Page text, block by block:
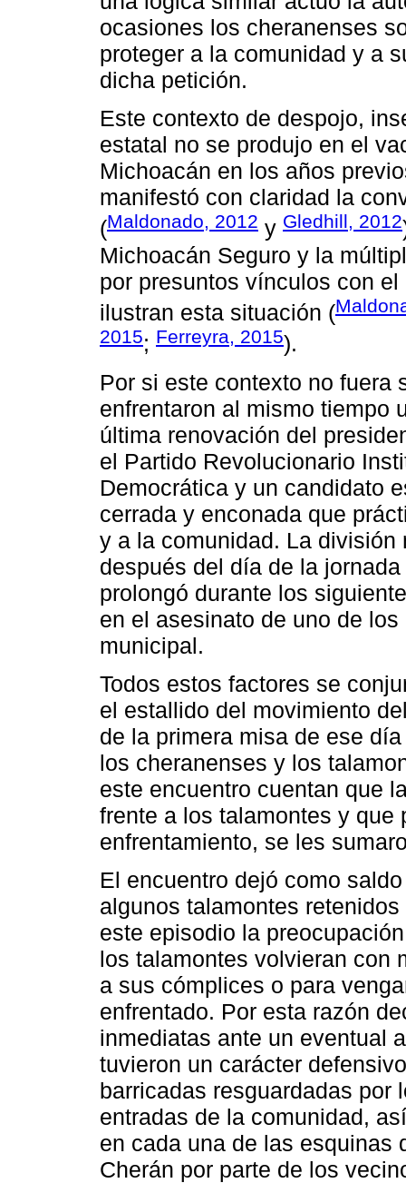
ocasiones los cheranenses
proteger a la comunidad y a
dicha petición.
Este contexto de despojo,
estatal no se produjo en el
Michoacán en los años
manifestó con claridad la
(Maldonado, 2012 y Gledhill, 2012
Michoacán Seguro y la
por presuntos vínculos con
ilustran esta situación (
2015; Ferreyra, 2015).
Por si este contexto no fuera
enfrentaron al mismo tiempo
última renovación del
el Partido Revolucionario
Democrática y un candidato
cerrada y enconada que
y a la comunidad. La
después del día de la
prolongó durante los
en el asesinato de uno de
municipal.
Todos estos factores se
el estallido del movimiento
de la primera misa de ese
los cheranenses y los
este encuentro cuentan que
frente a los talamontes y que
enfrentamiento, se les
El encuentro dejó como
algunos talamontes
este episodio la
los talamontes volvieran con
a sus cómplices o para
enfrentado. Por esta razón
inmediatas ante un eventual
tuvieron un carácter
barricadas resguardadas por
entradas de la comunidad,
en cada una de las esquinas
Cherán por parte de los